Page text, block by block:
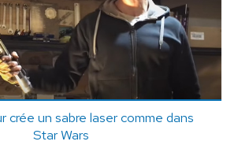
crée un sabre laser comme dans
Star Wars